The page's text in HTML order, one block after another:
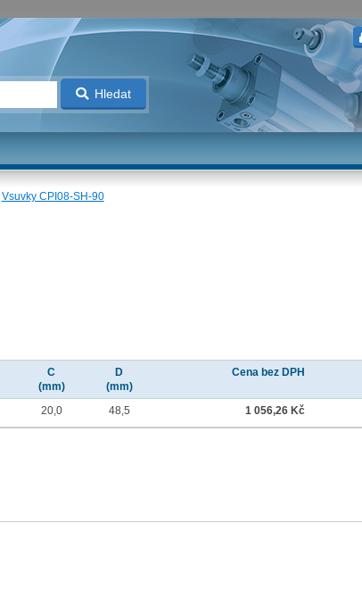
Hledat
Vsuvky CPI08-SH-90
C
(mm)
D
(mm)
Cena bez DPH
20,0 48,5 1 056,26 Kč